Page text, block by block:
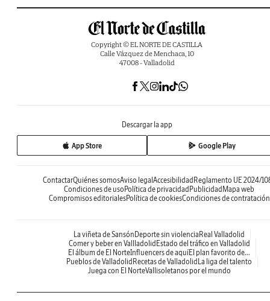
Copyright © EL NORTE DE CASTILLA
Calle Vázquez de Menchaca, 10
47008 - Valladolid
Descargar la app
App Store Google Play
ContactarQuiénes somosAviso legal Accesibilidad Reglamento UE 2024/
Condiciones de uso Política de privacidad Publicidad Mapa web
Compromisos editorialesPolítica de cookiesCondiciones de contratación
La viñeta de Sansón Deporte sin violencia Real Valladolid
Comer y beber en Vallladolid Estado del tráfico en Valladolid
El álbum de El NorteInfluencers de aquíEl plan favorito de...
Pueblos de Valladolid Recetas de Valladolid La liga del talento
Juega con El NorteVallisoletanos por el mundo